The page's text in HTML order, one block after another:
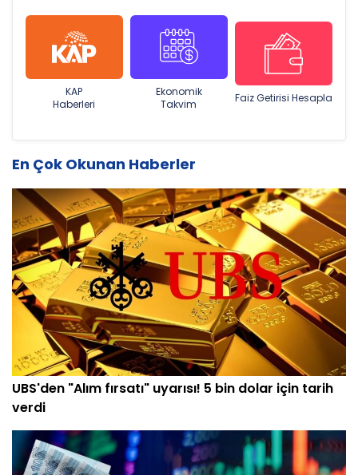
KAP
Haberleri
Ekonomik
Takvim
Faiz Getirisi Hesapla
En Çok Okunan Haberler
UBS'den "Alım fırsatı" uyarısı! 5 bin dolar için tarih
verdi